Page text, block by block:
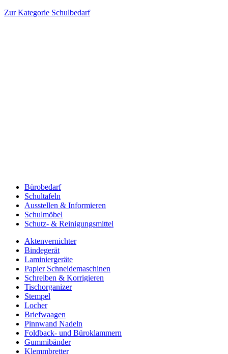
Zur Kategorie Schulbedarf
Bürobedarf
Schultafeln
Ausstellen & Informieren
Schulmöbel
Schutz- & Reinigungsmittel
Aktenvernichter
Bindegerät
Laminiergeräte
Papier Schneidemaschinen
Schreiben & Korrigieren
Tischorganizer
Stempel
Locher
Briefwaagen
Pinnwand Nadeln
Foldback- und Büroklammern
Gummibänder
Klemmbretter